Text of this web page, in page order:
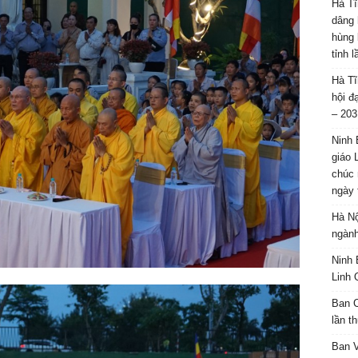
Hà
dâng
tỉnh
Hà
hội
–
Ninh
giáo
chúc
ngày
Hà
Ninh
Linh
Ban
lần
Ban